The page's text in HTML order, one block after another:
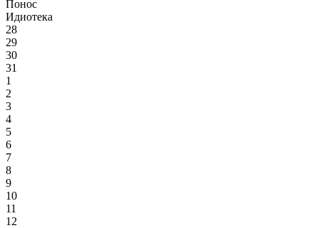
Понос
Идиотека
28
29
30
31
1
2
3
4
5
6
7
8
9
10
11
12